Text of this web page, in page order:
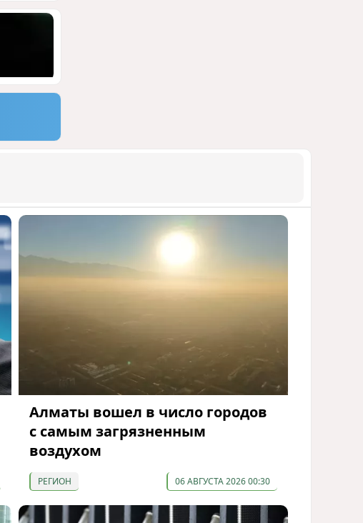
ПОЧЕМУ ИЮЛЬСКИЕ ИТОГИ НЕ ДАЮТ
КИЕВУ ПОВОДОВ ДЛЯ ОПТИМИЗМА?
10
Атлантический щит: Дания
большой игре за Арктику
СТАТЬЯ МАТАНАТ НАСИБОВОЙ
05 Августа 2026 08:26
Алматы вошел в число городов
с самым загрязненным
воздухом
РЕГИОН 06 АВГУСТА 2026 00:30